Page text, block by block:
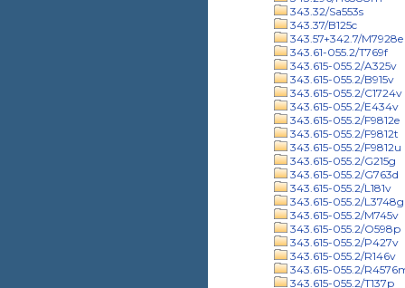
343.32/Sa553s
343.37/B125c
343.57+342.7/M7928e
343.61-055.2/T769f
343.615-055.2/A325v
343.615-055.2/B915v
343.615-055.2/C1724v
343.615-055.2/E434v
343.615-055.2/F9812e
343.615-055.2/F9812t
343.615-055.2/F9812u
343.615-055.2/G215g
343.615-055.2/G763d
343.615-055.2/L181v
343.615-055.2/L3748g
343.615-055.2/M745v
343.615-055.2/O598p
343.615-055.2/P427v
343.615-055.2/R146v
343.615-055.2/
343.615-055.2/T137p